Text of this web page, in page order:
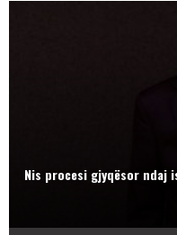
Nis procesi gjyqësor ndaj